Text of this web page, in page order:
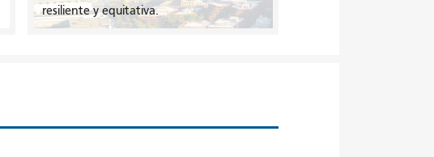
resiliente y equitativa.